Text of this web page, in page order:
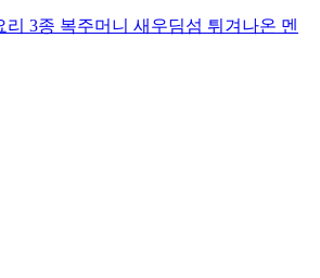
리 3종 복주머니 새우딤섬 튀겨나온 멘